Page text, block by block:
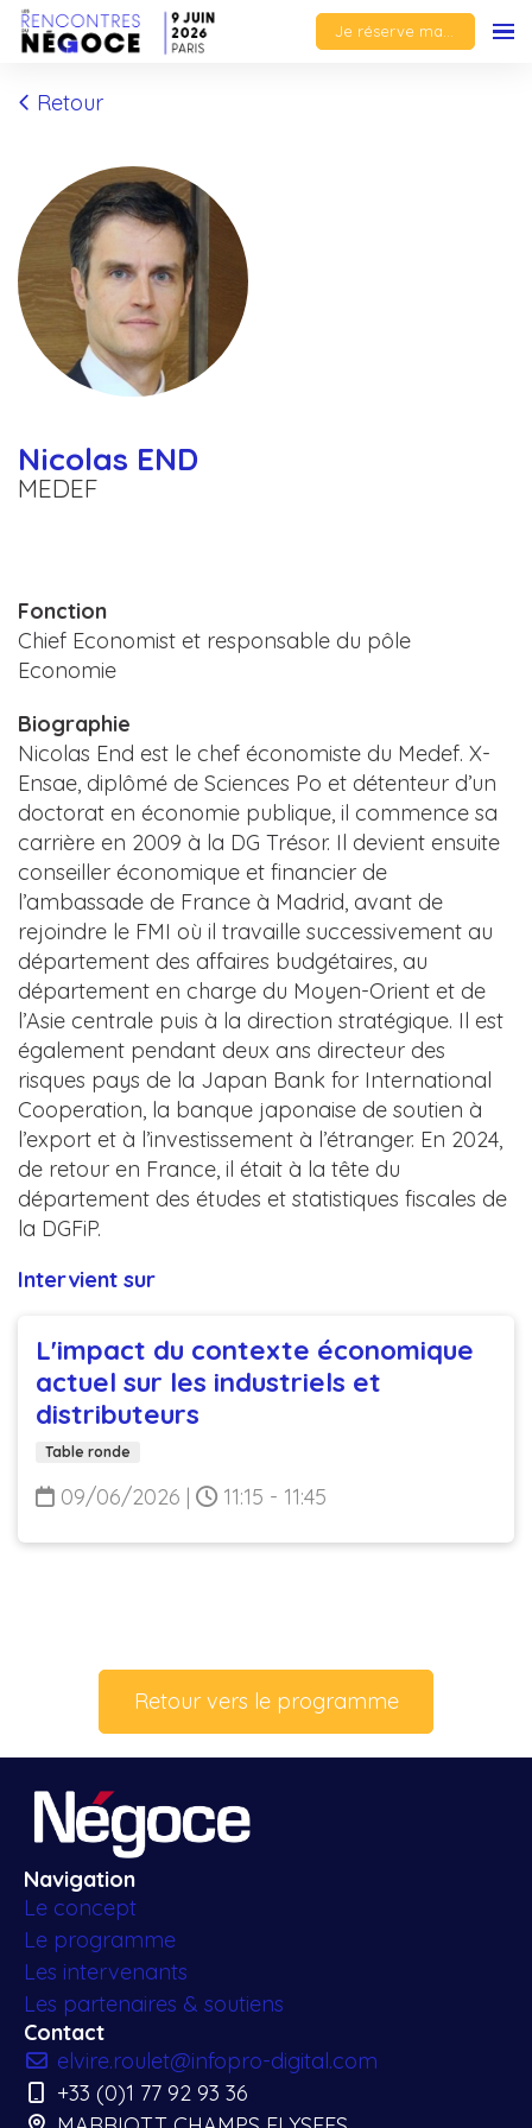
Retour
Nicolas END
MEDEF
Fonction
Chief Economist et responsable du pôle
Economie
Biographie
Nicolas End est le chef économiste du Medef. X-
Ensae, diplômé de Sciences Po et détenteur d’un
doctorat en économie publique, il commence sa
carrière en 2009 à la DG Trésor. Il devient ensuite
conseiller économique et financier de
l’ambassade de France à Madrid, avant de
rejoindre le FMI où il travaille successivement au
département des affaires budgétaires, au
département en charge du Moyen-Orient et de
l’Asie centrale puis à la direction stratégique. Il est
également pendant deux ans directeur des
risques pays de la Japan Bank for International
Cooperation, la banque japonaise de soutien à
l’export et à l’investissement à l’étranger. En 2024,
de retour en France, il était à la tête du
département des études et statistiques fiscales de
la DGFiP.
Intervient sur
L'impact du contexte économique
actuel sur les industriels et
distributeurs
Table ronde
09/06/2026 | 11:15 - 11:45
Retour vers le programme
Navigation
Le concept
Le programme
Les intervenants
Les partenaires & soutiens
Contact
elvire.roulet@infopro-digital.com
+33 (0)1 77 92 93 36